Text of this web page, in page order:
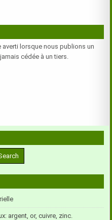
averti lorsque nous publions un
cédée à un tiers.
argent, or, cuivre, zinc.